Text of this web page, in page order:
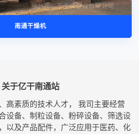
南通干燥机
关于亿干南通站
高素质的技术人才， 我司主要经营
设备、制粒设备、粉碎设备、筛选设
以及产品配件，广泛应用于医药、化